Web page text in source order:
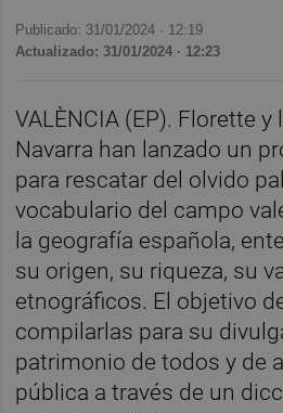
Publicado: 31/01/2024 · 12:19
Actualizado: 31/01/2024 · 12:23
VALÈNCIA (EP). Florette
Navarra han lanzado un
para rescatar del olvido
vocabulario del campo
la geografía española,
su origen, su riqueza, su
etnográficos. El objetivo
compilarlas para su
patrimonio de todos y de
pública a través de un